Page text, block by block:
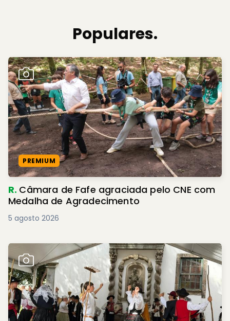
Populares.
PREMIUM
R. Câmara de Fafe agraciada pelo CNE com
Medalha de Agradecimento
5 agosto 2026